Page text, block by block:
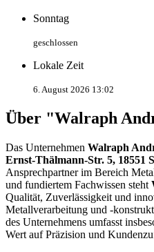
Sonntag
geschlossen
Lokale Zeit
6. August 2026 13:02
Über "Walraph
Das Unternehmen Walraph
Ernst-Thälmann-Str. 5, 18551
Ansprechpartner im Bereich
und fundiertem Fachwissen steht
Qualität, Zuverlässigkeit und
Metallverarbeitung und -
des Unternehmens umfasst
Wert auf Präzision und